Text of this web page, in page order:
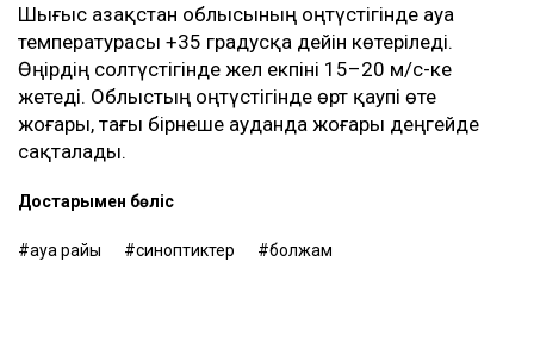
Шығыс Қазақстан облысының оңтүстігінде ауа
температурасы +35 градусқа дейін көтеріледі.
Өңірдің солтүстігінде жел екпіні 15–20 м/с-ке
жетеді. Облыстың оңтүстігінде өрт қаупі өте
жоғары, тағы бірнеше ауданда жоғары деңгейде
сақталады.
Достарыңмен бөліс
ауа райы синоптиктер болжам